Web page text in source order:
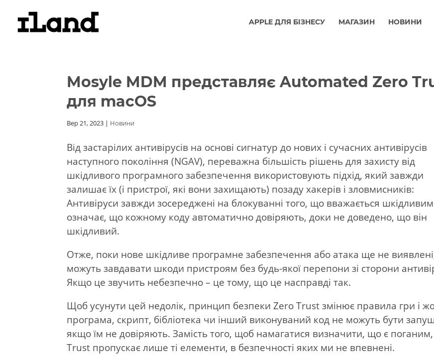
APPLE ДЛЯ БІЗНЕСУ МАГАЗИН НОВИНИ
Mosyle MDM представляє Automated Zero
для macOS
Вер 21, 2023 | Новини
Від застарілих антивірусів на основі сигнатур до нових і сучасних антивірусів
наступного покоління (NGAV), переважна більшість рішень для захисту від
шкідливого програмного забезпечення використовують підхід, який завжди
залишає їх (і пристрої, які вони захищають) позаду хакерів і зловмисників:
Антивіруси завжди зосереджені на блокуванні того, що вважається
означає, що кожному коду автоматично довіряють, доки не доведено, що він
шкідливий.
Отже, поки нове шкідливе програмне забезпечення або атака ще не
можуть завдавати шкоди пристроям без будь-якої перепони зі сторони
Якщо це звучить небезпечно – це тому, що це насправді так.
Щоб усунути цей недолік, принцип безпеки Zero Trust змінює правила гри і
програма, скрипт, бібліотека чи інший виконуваний код не можуть бути
якщо їм не довіряють. Замість того, щоб намагатися визначити, що є
Trust пропускає лише ті елементи, в безпечності яких ми не впевнені.